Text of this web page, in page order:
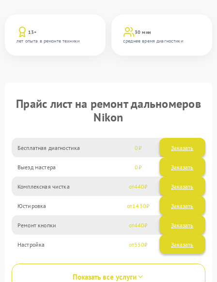
13+
лет опыта в ремонте техники
30 мин
среднее время диагностики
Прайс лист на ремонт дальномеров
Nikon
Бесплатная диагностика 0 Заказать
Выезд мастера 0 Заказать
Комплексная чистка 440
Юстировка 1430
Ремонт кнопки 440
Настройка 550
Показать все услуги